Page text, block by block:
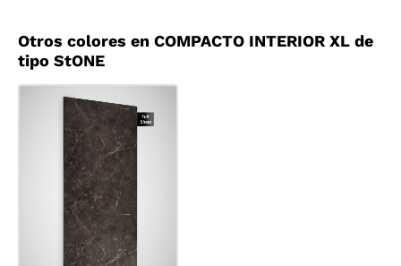
Otros colores en COMPACTO INTERIOR XL de
tipo StONE